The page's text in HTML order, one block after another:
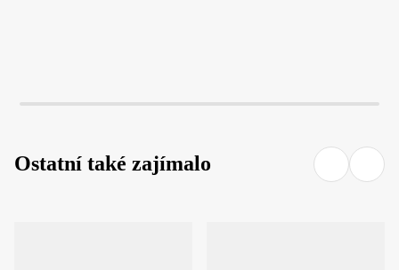
Ostatní také zajímalo